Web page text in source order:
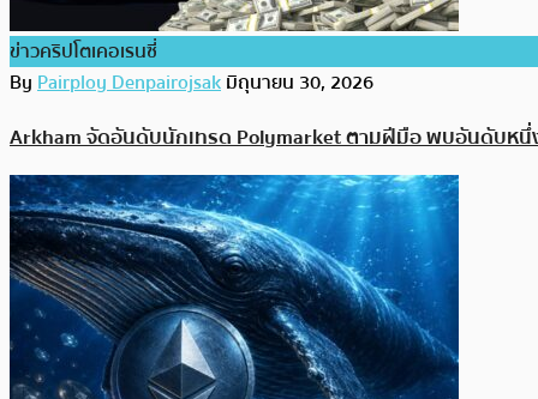
ข่าวคริปโตเคอเรนซี่
ByPairploy Denpairojsakมิถุนายน 30, 2026
Arkham จัดอันดับนักเทรด Polymarket ตามฝีมือ พบอันดับหนึ่